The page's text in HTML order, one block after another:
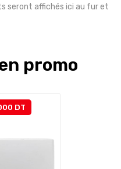
seront affichés ici au fur et
promo
DT